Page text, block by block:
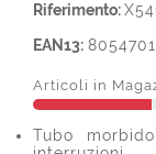
Riferimento:
EAN13:
Articoli in
Tubo